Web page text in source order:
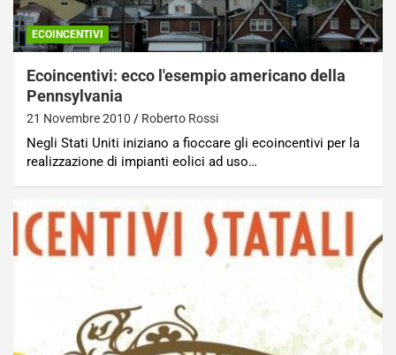
ECOINCENTIVI
Ecoincentivi: ecco l'esempio americano della
Pennsylvania
21 Novembre 2010 Roberto Rossi
Negli Stati Uniti iniziano a fioccare gli ecoincentivi per la
realizzazione di impianti eolici ad uso…